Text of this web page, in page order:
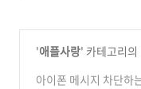
'애플사랑' 카테고리의
아이폰 메시지 차단하